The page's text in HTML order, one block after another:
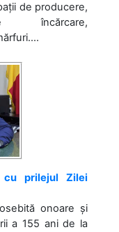
de producere,
încărcare,
prilejul Zilei
onoare și
a 155 ani de la